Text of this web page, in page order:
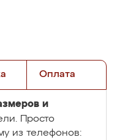
Оплата
и
Просто
из телефонов: